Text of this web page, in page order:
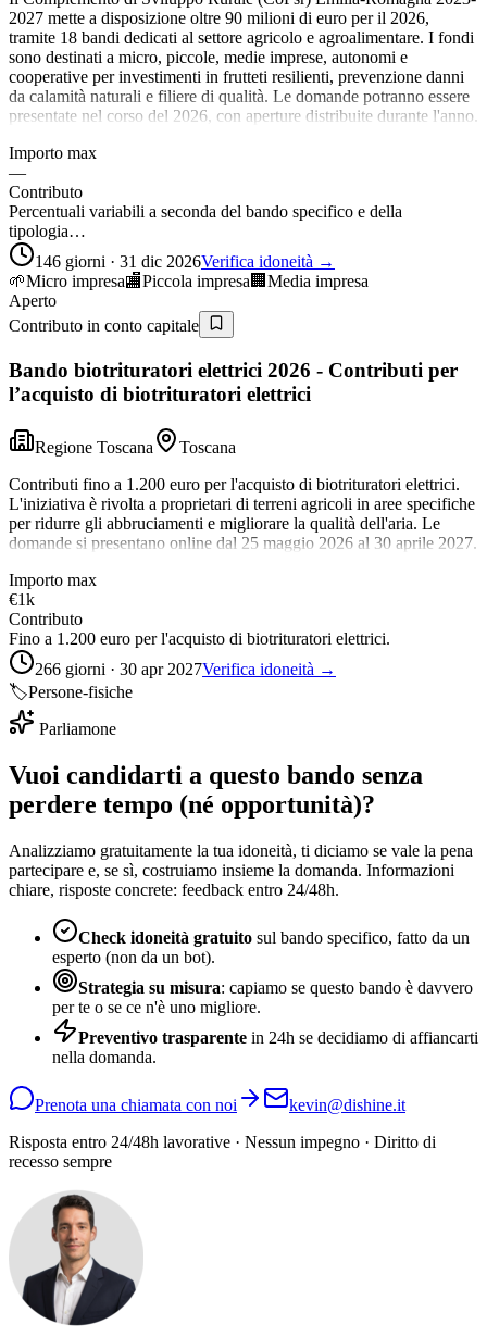
2027 mette a disposizione oltre 90 milioni di euro per il 2026,
tramite 18 bandi dedicati al settore agricolo e agroalimentare. I fondi
sono destinati a micro, piccole, medie imprese, autonomi e
cooperative per investimenti in frutteti resilienti, prevenzione danni
da calamità naturali e filiere di qualità. Le domande potranno essere
presentate nel corso del 2026, con aperture distribuite durante l'anno.
Importo max
—
Contributo
Percentuali variabili a seconda del bando specifico e della
tipologia…
146 giorni · 31 dic 2026Verifica idoneità →
🌱Micro impresa🏬Piccola impresa🏢 Media impresa
Aperto
Contributo in conto capitale
Bando biotrituratori elettrici 2026 - Contributi per
l’acquisto di biotrituratori elettrici
Regione Toscana
Toscana
Contributi fino a 1.200 euro per l'acquisto di biotrituratori elettrici.
L'iniziativa è rivolta a proprietari di terreni agricoli in aree specifiche
per ridurre gli abbruciamenti e migliorare la qualità dell'aria. Le
domande si presentano online dal 25 maggio 2026 al 30 aprile 2027.
Importo max
€1k
Contributo
Fino a 1.200 euro per l'acquisto di biotrituratori elettrici.
266 giorni · 30 apr 2027Verifica idoneità →
🏷️Persone-fisiche
Parliamone
Vuoi candidarti a questo bando senza
perdere tempo (né opportunità)?
Analizziamo gratuitamente la tua idoneità, ti diciamo se vale la pena
partecipare e, se sì, costruiamo insieme la domanda. Informazioni
chiare, risposte concrete: feedback entro 24/48h.
Check idoneità gratuito sul bando specifico, fatto da un
esperto (non da un bot).
Strategia su misura: capiamo se questo bando è davvero
per te o se ce n'è uno migliore.
Preventivo trasparente in 24h se decidiamo di affiancarti
nella domanda.
Prenota una chiamata con noi
kevin@dishine.it
Risposta entro 24/48h lavorative · Nessun impegno · Diritto di
recesso sempre